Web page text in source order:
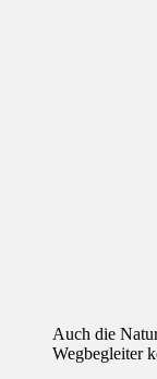
Auch die
Wegbegleiter